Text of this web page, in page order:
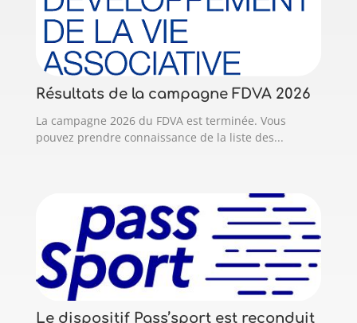
Résultats de la campagne FDVA 2026
La campagne 2026 du FDVA est terminée. Vous
pouvez prendre connaissance de la liste des...
Le dispositif Pass’sport est reconduit